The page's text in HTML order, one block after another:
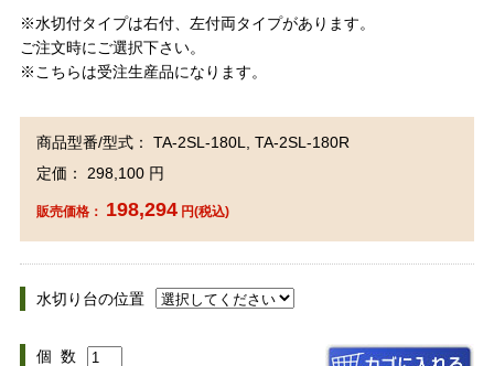
※水切付タイプは右付、左付両タイプがあります。
ご注文時にご選択下さい。
※こちらは受注生産品になります。
商品型番/型式： TA-2SL-180L, TA-2SL-180R
定価： 298,100 円
販売価格： 198,294円(税込)
水切り台の位置
個 数